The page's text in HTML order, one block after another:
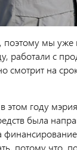
поэтому мы
работали с
смотрит на
этом году
была
потому что,